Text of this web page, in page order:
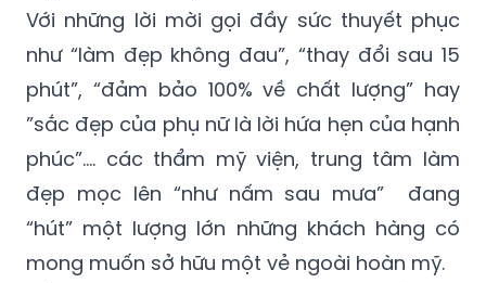
Với những lời mời gọi đầy sức thuyết phục
như “làm đẹp không đau”, “thay đổi sau 15
phút”, “đảm bảo 100% về chất lượng” hay
”sắc đẹp của phụ nữ là lời hứa hẹn của hạnh
phúc”…. các thẩm mỹ viện, trung tâm làm
đẹp mọc lên “như nấm sau mưa” đang
“hút” một lượng lớn những khách hàng có
mong muốn sở hữu một vẻ ngoài hoàn mỹ.